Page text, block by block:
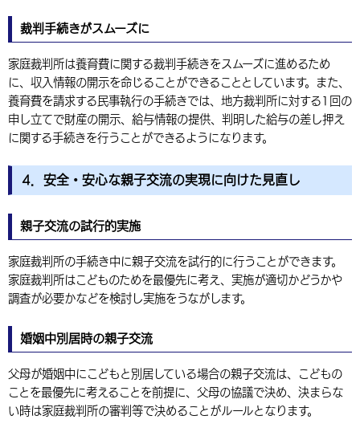
裁判手続きがスムーズに
家庭裁判所は養育費に関する裁判手続きをスムーズに進めるため
に、収入情報の開示を命じることができることとしています。また、
養育費を請求する民事執行の手続きでは、地方裁判所に対する1回の
申し立てで財産の開示、給与情報の提供、判明した給与の差し押え
に関する手続きを行うことができるようになります。
4．安全・安心な親子交流の実現に向けた見直し
親子交流の試行的実施
家庭裁判所の手続き中に親子交流を試行的に行うことができます。
家庭裁判所はこどものためを最優先に考え、実施が適切かどうかや
調査が必要かなどを検討し実施をうながします。
婚姻中別居時の親子交流
父母が婚姻中にこどもと別居している場合の親子交流は、こどもの
ことを最優先に考えることを前提に、父母の協議で決め、決まらな
い時は家庭裁判所の審判等で決めることがルールとなります。